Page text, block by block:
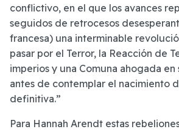
conflictivo, en el que los avances
seguidos de retrocesos
francesa) una interminable
pasar por el Terror, la Reacción de
imperios y una Comuna ahogada en
antes de contemplar el nacimiento
definitiva.”
Para Hannah Arendt estas